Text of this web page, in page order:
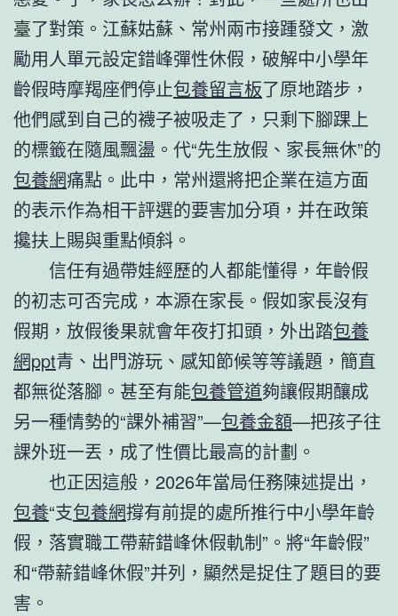
臺了對策。江蘇姑蘇、常州兩市接踵發文，激
勵用人單元設定錯峰彈性休假，破解中小學年
齡假時摩羯座們停止包養留言板了原地踏步，
他們感到自己的襪子被吸走了，只剩下腳踝上
的標籤在隨風飄盪。代“先生放假、家長無休”的
包養網痛點。此中，常州還將把企業在這方面
的表示作為相干評選的要害加分項，并在政策
攙扶上賜與重點傾斜。
信任有過帶娃經歷的人都能懂得，年齡假
的初志可否完成，本源在家長。假如家長沒有
假期，放假後果就會年夜打扣頭，外出踏包養
網ppt青、出門游玩、感知節候等等議題，簡直
都無從落腳。甚至有能包養管道夠讓假期釀成
另一種情勢的“課外補習”—包養金額—把孩子往
課外班一丟，成了性價比最高的計劃。
也正因這般，2026年當局任務陳述提出，
包養“支包養網撐有前提的處所推行中小學年齡
假，落實職工帶薪錯峰休假軌制”。將“年齡假”
和“帶薪錯峰休假”并列，顯然是捉住了題目的要
害。